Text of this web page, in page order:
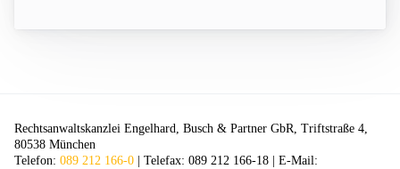
Rechtsanwaltskanzlei Engelhard, Busch & Partner GbR, Triftstraße 4,
80538 München
Telefon: 089 212 166-0 | Telefax: 089 212 166-18 | E-Mail: